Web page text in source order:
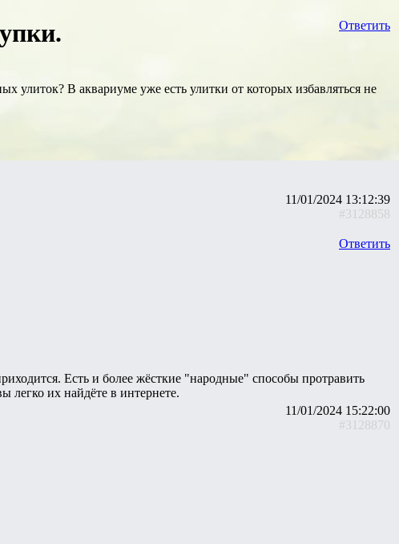
Ответить
улиток? В аквариуме уже есть улитки от которых избавляться не
11/01/2024 13:12:39
#3128858
Ответить
Есть и более жёсткие "народные" способы протравить
легко их найдёте в интернете.
11/01/2024 15:22:00
#3128870